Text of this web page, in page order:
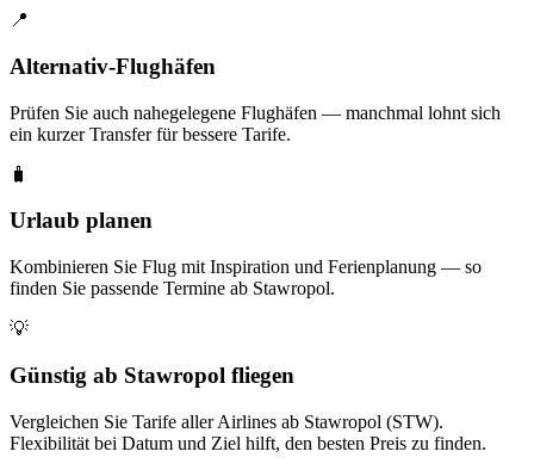
📍
Alternativ-Flughäfen
Prüfen Sie auch nahegelegene Flughäfen — manchmal lohnt sich
ein kurzer Transfer für bessere Tarife.
🧳
Urlaub planen
Kombinieren Sie Flug mit Inspiration und Ferienplanung — so
finden Sie passende Termine ab Stawropol.
💡
Günstig ab Stawropol fliegen
Vergleichen Sie Tarife aller Airlines ab Stawropol (STW).
Flexibilität bei Datum und Ziel hilft, den besten Preis zu finden.